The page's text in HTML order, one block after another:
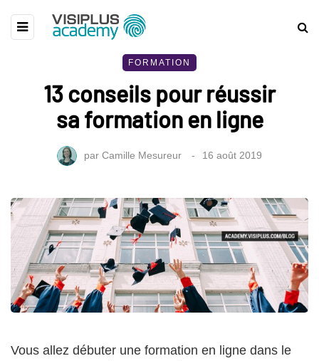
FORMATION
13 conseils pour réussir
sa formation en ligne
par Camille Mesureur 16 août 2019
Vous allez débuter une formation en ligne dans le